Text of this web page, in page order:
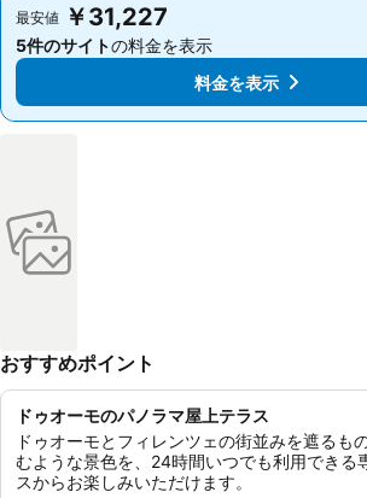
最安値 ￥31,227
5件のサイトの料金を表示
料金を表示
最安値 ￥31,227
5件のサイトの料金を表示
料金を表示
おすすめポイント
ドゥオーモのパノラマ屋上テラス
ドゥオーモとフィレンツェの街並みを遮るも
むような景色を、24時間いつでも利用できる
スからお楽しみいただけます。